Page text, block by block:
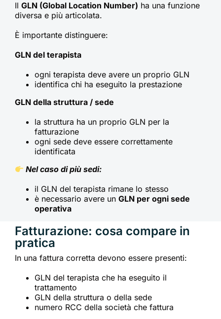
Il GLN (Global Location Number) ha una funzione
diversa e più articolata.
È importante distinguere:
GLN del terapista
ogni terapista deve avere un proprio GLN
identifica chi ha eseguito la prestazione
GLN della struttura / sede
la struttura ha un proprio GLN per la
fatturazione
ogni sede deve essere correttamente
identificata
Nel caso di più sedi:
il GLN del terapista rimane lo stesso
è necessario avere un GLN per ogni sede
operativa
Fatturazione: cosa compare in
pratica
In una fattura corretta devono essere presenti:
GLN del terapista che ha eseguito il
trattamento
GLN della struttura o della sede
numero RCC della società che fattura